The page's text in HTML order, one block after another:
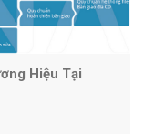
Hiệu Tại